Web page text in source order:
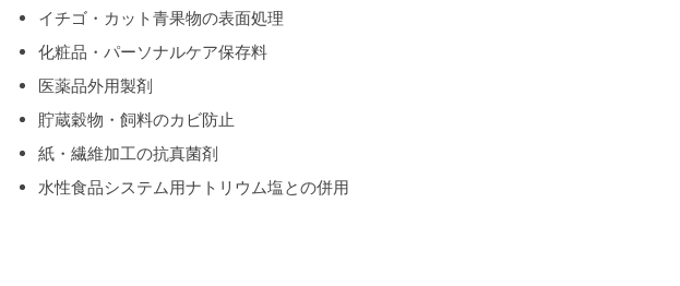
イチゴ・カット青果物の表面処理
化粧品・パーソナルケア保存料
医薬品外用製剤
貯蔵穀物・飼料のカビ防止
紙・繊維加工の抗真菌剤
水性食品システム用ナトリウム塩との併用